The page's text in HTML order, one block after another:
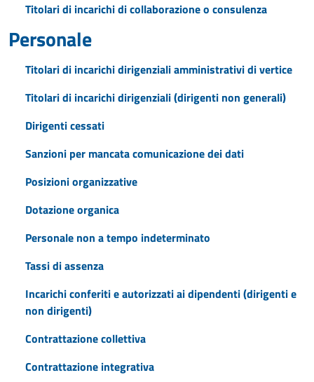
Titolari di incarichi di collaborazione o consulenza
Personale
Titolari di incarichi dirigenziali amministrativi di vertice
Titolari di incarichi dirigenziali (dirigenti non generali)
Dirigenti cessati
Sanzioni per mancata comunicazione dei dati
Posizioni organizzative
Dotazione organica
Personale non a tempo indeterminato
Tassi di assenza
Incarichi conferiti e autorizzati ai dipendenti (dirigenti e
non dirigenti)
Contrattazione collettiva
Contrattazione integrativa